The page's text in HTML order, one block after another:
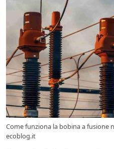
Come funziona la bobina a fusione
ecoblog.it